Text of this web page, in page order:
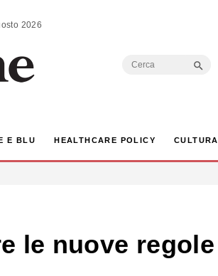
- venerdì 7 Agosto 2026
Search
E BLU HEALTHCARE POLICY CULTURA
le nuove regole